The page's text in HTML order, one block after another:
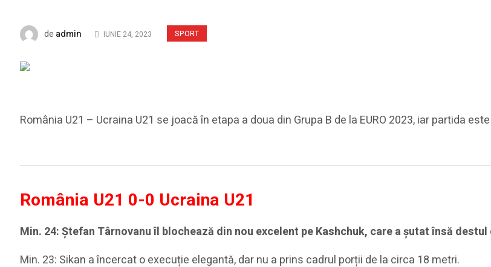
SPORT
de admin IUNIE 24, 2023
România U21 – Ucraina U21 se joacă în etapa a doua din Grupa B de la EURO 2023, iar partida
România U21 0-0 Ucraina U21
Min. 24: Ștefan Târnovanu îl blochează din nou excelent pe Kashchuk, care a șutat însă
Min. 23: Sikan a încercat o execuție elegantă, dar nu a prins cadrul porții de la circa 18 metri.